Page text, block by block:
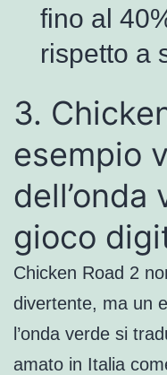
fino al
rispetto a
3.
esempio
dell’onda
gioco
Chicken Road 2
divertente, ma un
l’onda verde si
amato in Italia